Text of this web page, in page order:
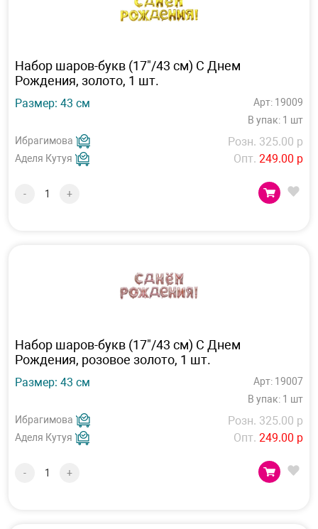
Набор шаров-букв (17"/43 см) С Днем
Рождения, золото, 1 шт.
Размер: 43 см
Арт: 19009
В упак: 1 шт
Ибрагимова
Аделя Кутуя
Розн. 325.00 р
Опт. 249.00 р
- +
Набор шаров-букв (17"/43 см) С Днем
Рождения, розовое золото, 1 шт.
Размер: 43 см
Арт: 19007
В упак: 1 шт
Ибрагимова
Аделя Кутуя
Розн. 325.00 р
Опт. 249.00 р
- +